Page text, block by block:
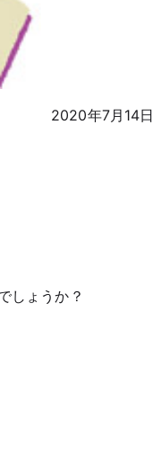
2020年7月14日
しょうか？